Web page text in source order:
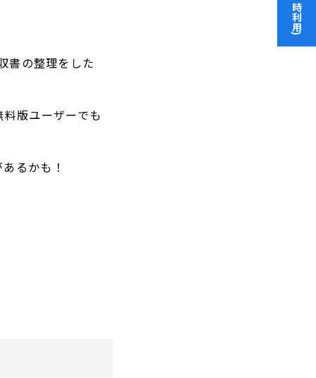
書の整理をした
版ユーザーでも
るかも！